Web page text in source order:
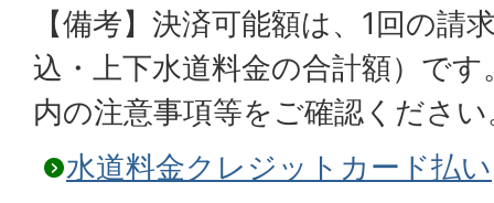
【備考】決済可能額は、1回の請
込・上下水道料金の合計額）で
内の注意事項等をご確認ください
水道料金クレジットカード払い